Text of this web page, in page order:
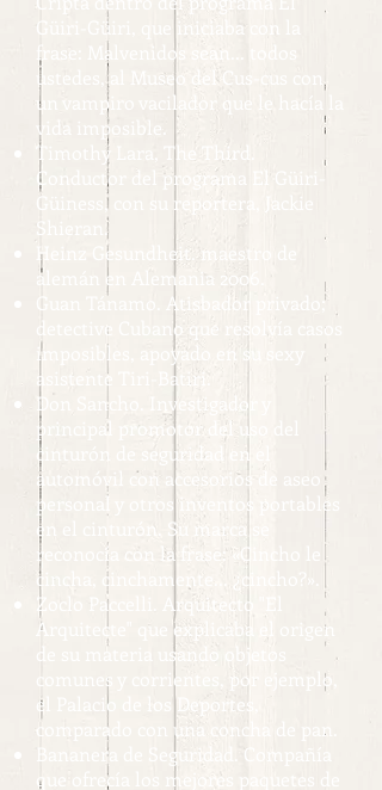
Güiri-Güiri, que iniciaba con la
frase: Malvenidos sean... todos
ustedes, al Museo del Cus-cus con
un vampiro vacilador que le hacía la
vida imposible.
Timothy Lara, The Third.
Conductor del programa El Güiri-
Güiness, con su reportera, Jackie
Shieran.
Heinz Gesundheit. maestro de
alemán en Alemania 2006.
Guan Tánamo. Atisbador privado;
detective Cubano que resolvía casos
imposibles, apoyado en su sexy
asistente Tiri-Batiri.
Don Sancho. Investigador y
principal promotor del uso del
cinturón de seguridad en el
automóvil con accesorios de aseo
personal y otros inventos portables
en el cinturón. Su marca se
reconocía con la frase: «Cincho le
cincha, cinchamente... ¿cincho?».
Zoclo Paccelli. Arquitecto "El
Arquitecte" que explicaba el origen
de su materia usando objetos
comunes y corrientes, por ejemplo,
el Palacio de los Deportes,
comparado con una concha de pan.
Bananera de Seguridad. Compañía
que ofrecía los mejores paquetes de